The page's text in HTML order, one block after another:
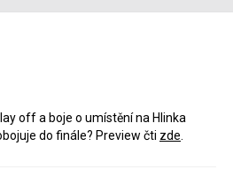
off a boje o umístění na Hlinka
do finále? Preview čti zde